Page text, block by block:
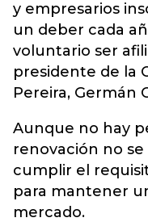
y empresarios
un deber cada
voluntario ser
presidente de la
Pereira, Germán
Aunque no hay
renovación no
cumplir el
para mantener
mercado.